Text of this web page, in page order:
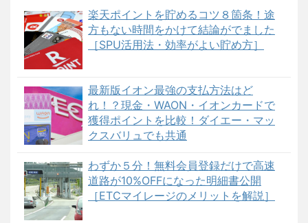
楽天ポイントを貯めるコツ８箇条！途
方もない時間をかけて結論がでました
［SPU活用法・効率がよい貯め方］
最新版イオン最強の支払方法はど
れ！？現金・WAON・イオンカードで
獲得ポイントを比較！ダイエー・マッ
クスバリュでも共通
わずか５分！無料会員登録だけで高速
道路が10%OFFになった明細書公開
［ETCマイレージのメリットを解説］